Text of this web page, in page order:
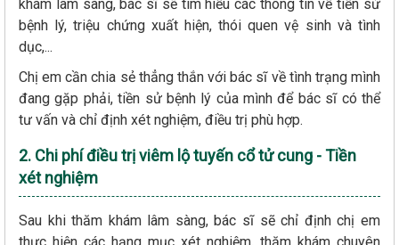
khám lâm sàng, bác sĩ sẽ tìm hiểu các thông tin về tiền sử
bệnh lý, triệu chứng xuất hiện, thói quen vệ sinh và tình
dục,...
Chị em cần chia sẻ thẳng thắn với bác sĩ về tình trạng mình
đang gặp phải, tiền sử bệnh lý của mình để bác sĩ có thể
tư vấn và chỉ định xét nghiệm, điều trị phù hợp.
2. Chi phí điều trị viêm lộ tuyến cổ tử cung - Tiền
xét nghiệm
Sau khi thăm khám lâm sàng, bác sĩ sẽ chỉ định chị em
thực hiện các hạng mục xét nghiệm, thăm khám chuyên